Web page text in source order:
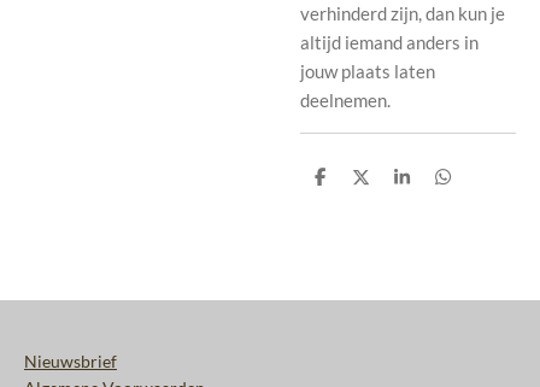
verhinderd zijn, dan kun je
altijd iemand anders in
jouw plaats laten
deelnemen.
D
D
S
D
Nieuwsbrief